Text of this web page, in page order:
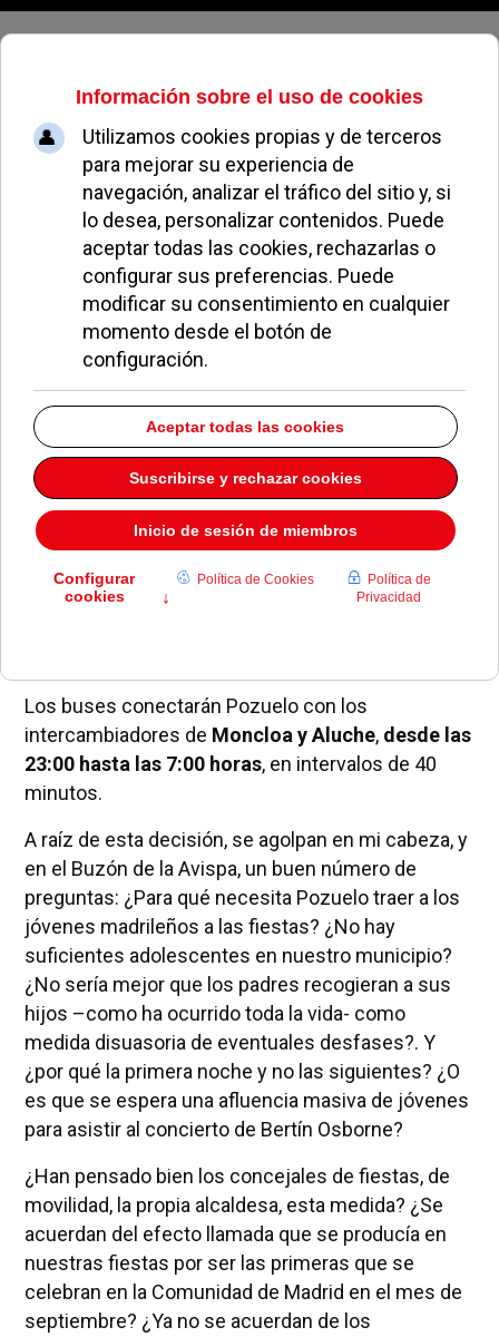
Viernes, 07 de agosto de 2026
Autobuses a las fiestas de Pozuelo
y el efecto llamada
EL AVISPA NO ME GUSTA EN POZUELO 26 AGOSTO 2016
El Ayuntamiento de Pozuelo ha informado de una
nueva iniciativa este año para "facilitar la movilidad
de los jóvenes que acudan a las
fiestas" patronales de la Consolación: poner un
servicio especial de autobuses nocturnos
Los buses conectarán Pozuelo con los
intercambiadores de Moncloa y Aluche, desde las
23:00 hasta las 7:00 horas, en intervalos de 40
minutos.
A raíz de esta decisión, se agolpan en mi cabeza, y
en el Buzón de la Avispa, un buen número de
preguntas: ¿Para qué necesita Pozuelo traer a los
jóvenes madrileños a las fiestas? ¿No hay
suficientes adolescentes en nuestro municipio?
¿No sería mejor que los padres recogieran a sus
hijos –como ha ocurrido toda la vida- como
medida disuasoria de eventuales desfases?. Y
¿por qué la primera noche y no las siguientes? ¿O
es que se espera una afluencia masiva de jóvenes
para asistir al concierto de Bertín Osborne?
¿Han pensado bien los concejales de fiestas, de
movilidad, la propia alcaldesa, esta medida? ¿Se
acuerdan del efecto llamada que se producía en
nuestras fiestas por ser las primeras que se
celebran en la Comunidad de Madrid en el mes de
septiembre? ¿Ya no se acuerdan de los